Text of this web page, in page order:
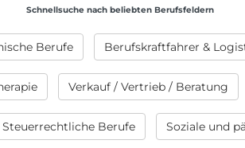
Schnellsuche nach beliebten Berufsfeldern
Berufe Berufskraftfahrer &
Verkauf / Vertrieb / Beratung
Steuerrechtliche Berufe Soziale und